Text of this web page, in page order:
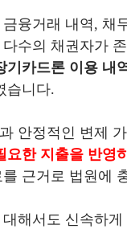
융거래 내역,
수의 채권자가
기카드론 이용 내
습니다.
안정적인 변제
요한 지출을 반영
근거로 법원에
해서도 신속하